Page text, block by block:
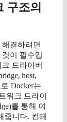
구조의
결하려면
이 필수입
드라이버
host,
Docker는
워크 드라이
를 통해 여
줍니다. 컨테